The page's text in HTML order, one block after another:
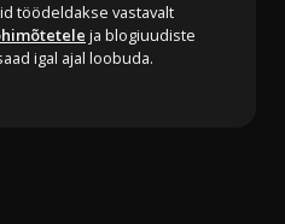
töödeldakse vastavalt
ja blogiuudiste
igal ajal loobuda.